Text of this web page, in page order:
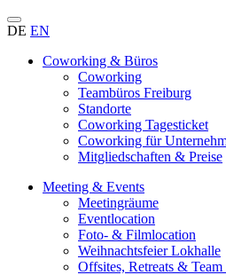
DE EN
Coworking & Büros
Coworking
Teambüros Freiburg
Standorte
Coworking Tagesticket
Coworking für
Mitgliedschaften & Preise
Meeting & Events
Meetingräume
Eventlocation
Foto- & Filmlocation
Weihnachtsfeier Lokhalle
Offsites, Retreats & Team